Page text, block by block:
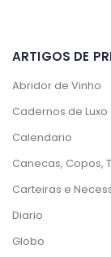
ARTIGOS DE
Abridor de Vinho
Cadernos de Luxo
Calendario
Canecas, Copos,
Carteiras e
Diario
Globo